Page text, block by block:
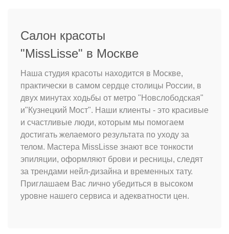
Салон красоты
"MissLisse" в Москве
Наша студия красоты находится в Москве,
практически в самом сердце столицы России, в
двух минутах ходьбы от метро "Новслободская"
и"Кузнецкий Мост". Наши клиенты - это красивые
и счастливые люди, которым мы помогаем
достигать желаемого результата по уходу за
телом. Мастера MissLisse знают все тонкости
эпиляции, оформляют брови и ресницы, следят
за трендами нейл-дизайна и временных тату.
Приглашаем Вас лично убедиться в высоком
уровне нашего сервиса и адекватности цен.